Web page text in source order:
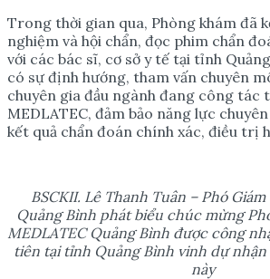
Trong thời gian qua, Phòng khám đã
nghiệm và hội chẩn, đọc phim chẩn
với các bác sĩ, cơ sở y tế tại tỉnh
có sự định hướng, tham vấn chuyên
chuyên gia đầu ngành đang công tác
MEDLATEC, đảm bảo năng lực
kết quả chẩn đoán chính xác, điều trị
BSCKII. Lê Thanh Tuân – Phó
Quảng Bình phát biểu chúc mừng
MEDLATEC Quảng Bình được công
tiên tại tỉnh Quảng Bình vinh dự
này